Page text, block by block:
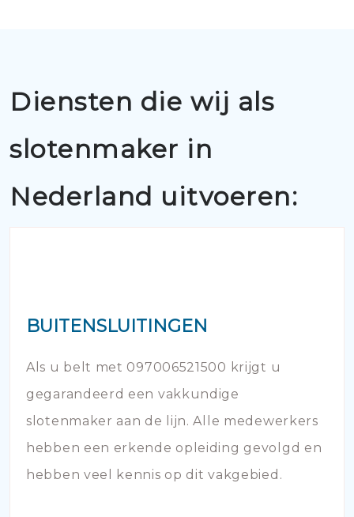
Diensten die wij als
slotenmaker in
Nederland uitvoeren:
BUITENSLUITINGEN
Als u belt met 097006521500 krijgt u
gegarandeerd een vakkundige
slotenmaker aan de lijn. Alle medewerkers
hebben een erkende opleiding gevolgd en
hebben veel kennis op dit vakgebied.